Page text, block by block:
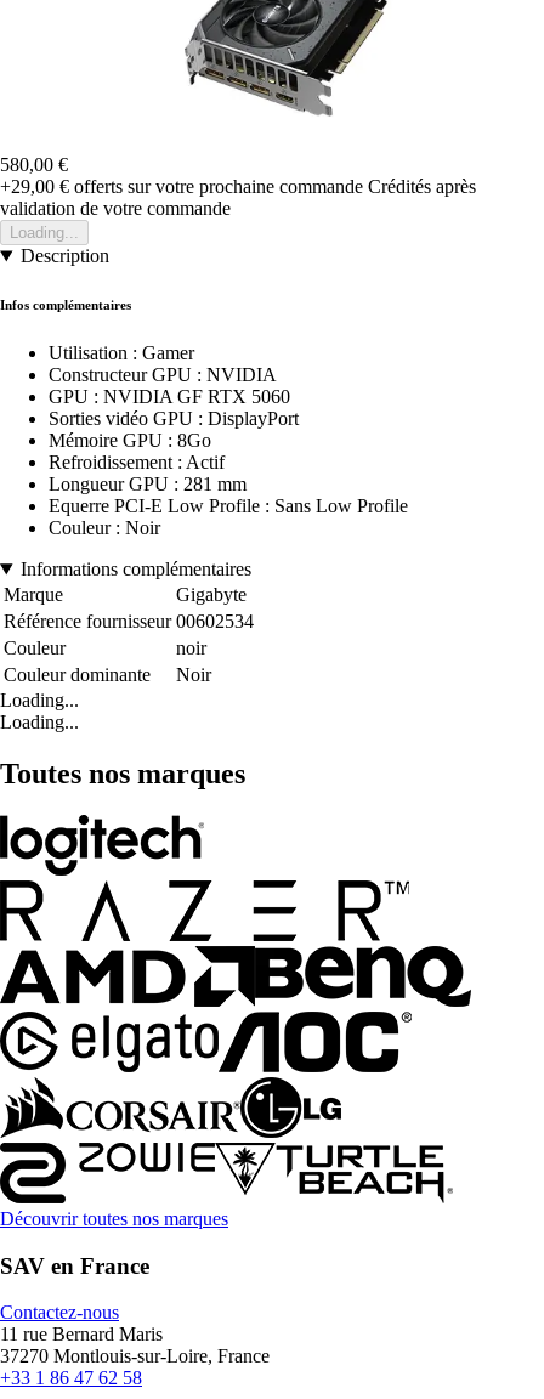
580,00 €
+29,00 € offerts sur votre prochaine commande Crédités après
validation de votre commande
Loading...
Description
Infos complémentaires
Utilisation : Gamer
Constructeur GPU : NVIDIA
GPU : NVIDIA GF RTX 5060
Sorties vidéo GPU : DisplayPort
Mémoire GPU : 8Go
Refroidissement : Actif
Longueur GPU : 281 mm
Equerre PCI-E Low Profile : Sans Low Profile
Couleur : Noir
Informations complémentaires
Marque
Gigabyte
Référence fournisseur 00602534
Couleur
noir
Couleur dominante
Noir
Loading...
Loading...
Toutes nos marques
Découvrir toutes nos marques
SAV en France
Contactez-nous
11 rue Bernard Maris
37270 Montlouis-sur-Loire, France
+33 1 86 47 62 58